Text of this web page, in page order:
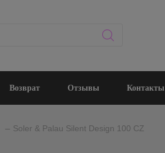
Возврат Отзывы Контакты
Soler & Palau Silent Design 100 CZ